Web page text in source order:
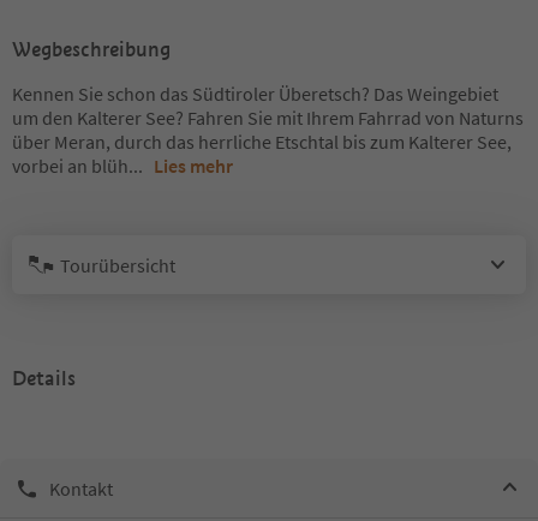
Wegbeschreibung
Kennen Sie schon das Südtiroler Überetsch? Das Weingebiet
um den Kalterer See? Fahren Sie mit Ihrem Fahrrad von Naturns
über Meran, durch das herrliche Etschtal bis zum Kalterer See,
vorbei an blüh... Lies mehr
Tourübersicht
Details
Kontakt